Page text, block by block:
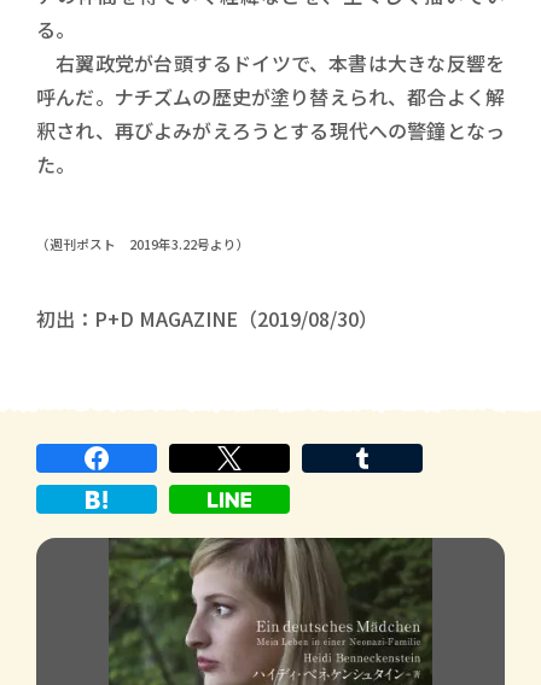
る。
右翼政党が台頭するドイツで、本書は大きな反響を
呼んだ。ナチズムの歴史が塗り替えられ、都合よく解
釈され、再びよみがえろうとする現代への警鐘となっ
た。
（週刊ポスト 2019年3.22号より）
初出：P+D MAGAZINE（2019/08/30）